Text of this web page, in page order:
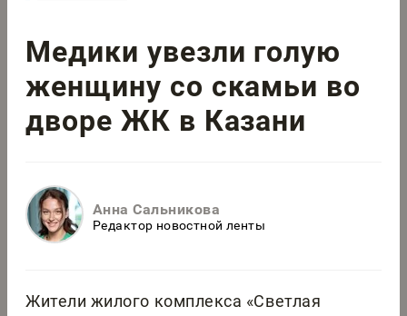
Медики увезли голую
женщину со скамьи во
дворе ЖК в Казани
Анна Сальникова
Редактор новостной ленты
Жители жилого комплекса «Светлая